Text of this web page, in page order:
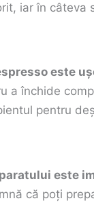
iar în câteva
este
a închide
pentru
este
că poți